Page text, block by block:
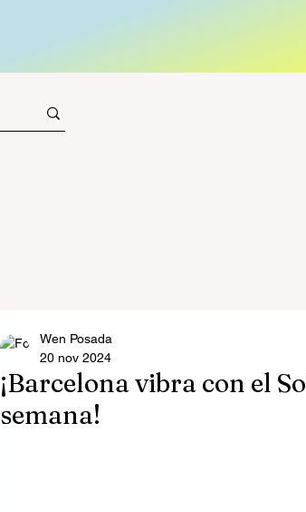
¡Barcelona vibra con el
semana!
Wen Posada
20 nov 2024